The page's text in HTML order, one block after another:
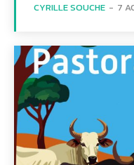
CYRILLE SOUCHE - 7